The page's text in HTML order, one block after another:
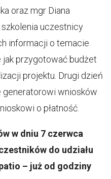
oraz mgr Diana
uczestnicy
informacji o temacie
jak przygotować budżet
projektu. Drugi dzień
wniosków
o płatność.
w dniu 7 czerwca
do udziału
– już od godziny